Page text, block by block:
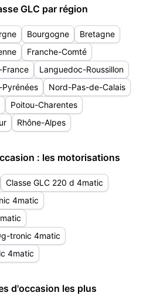
GLC par région
Bourgogne
Bretagne
Franche-Comté
Languedoc-Roussillon
Pyrénées
Nord-Pas-de-Calais
Poitou-Charentes
Rhône-Alpes
: les motorisations
Classe GLC 220 d 4matic
4matic
tronic 4matic
4matic
d'occasion les plus